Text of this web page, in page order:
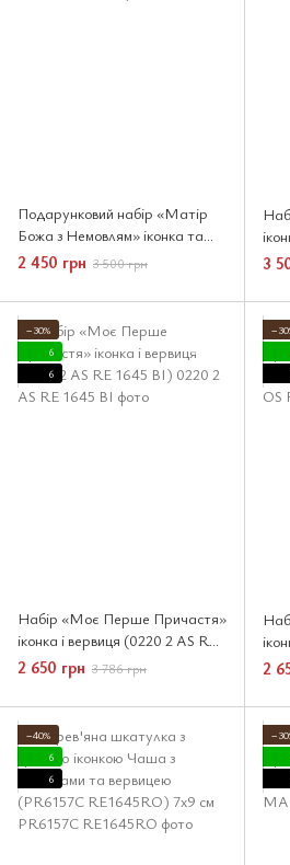
Подарунковий набір «Матір
Божа з Немовлям» іконка та
вервиця (C 622 RE 1645 BI)
2 450 грн 3 500 грн 3
−30%
6
6
Набір «Моє Перше Причастя»
іконка і вервиця (0220 2 AS RE
1645 BI)
2 650 грн 3 786 грн 2
−40%
6
6